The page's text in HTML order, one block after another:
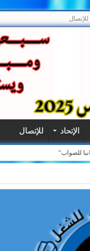
للإتصال
الإتحاد للإتصال